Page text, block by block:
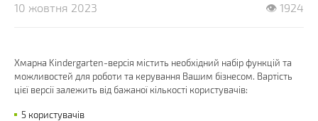
10 жовтня 2023 👁 1924
Хмарна Kindergarten-версія містить необхідний набір функцій та
можливостей для роботи та керування Вашим бізнесом. Вартість
цієї версії залежить від бажаної кількості користувачів:
5 користувачів